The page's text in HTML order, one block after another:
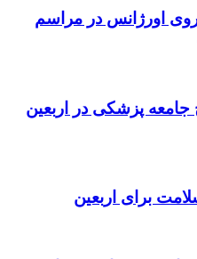
اورژانس در مراسم
جامعه پزشکی در اربعین
برای اربعین